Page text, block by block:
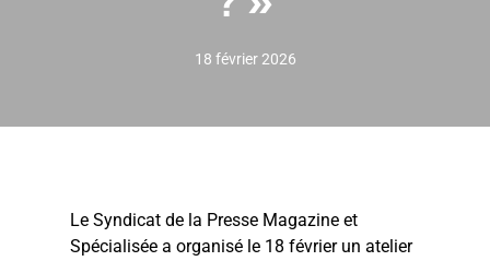
18 février 2026
Le Syndicat de la Presse Magazine et
Spécialisée a organisé le 18 février un atelier